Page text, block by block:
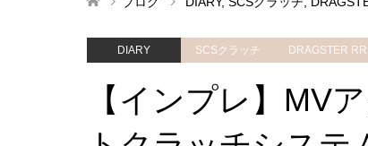
DIARY SCSクラッチ DRAGSTER
【インプレ】MV